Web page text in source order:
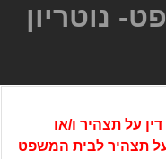
נוטריון
על תצהיר ו/או
תצהיר לבית המשפט